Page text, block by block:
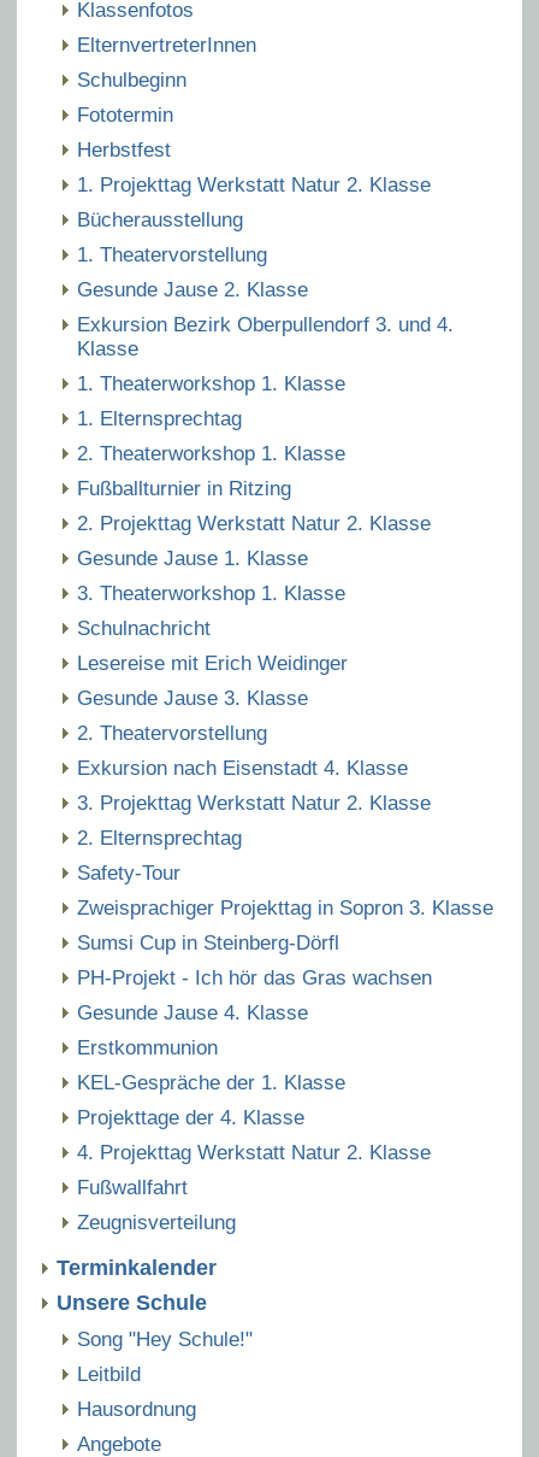
Klassenfotos
ElternvertreterInnen
Schulbeginn
Fototermin
Herbstfest
1. Projekttag Werkstatt Natur 2. Klasse
Bücherausstellung
1. Theatervorstellung
Gesunde Jause 2. Klasse
Exkursion Bezirk Oberpullendorf 3. und 4.
Klasse
1. Theaterworkshop 1. Klasse
1. Elternsprechtag
2. Theaterworkshop 1. Klasse
Fußballturnier in Ritzing
2. Projekttag Werkstatt Natur 2. Klasse
Gesunde Jause 1. Klasse
3. Theaterworkshop 1. Klasse
Schulnachricht
Lesereise mit Erich Weidinger
Gesunde Jause 3. Klasse
2. Theatervorstellung
Exkursion nach Eisenstadt 4. Klasse
3. Projekttag Werkstatt Natur 2. Klasse
2. Elternsprechtag
Safety-Tour
Zweisprachiger Projekttag in Sopron 3. Klasse
Sumsi Cup in Steinberg-Dörfl
PH-Projekt - Ich hör das Gras wachsen
Gesunde Jause 4. Klasse
Erstkommunion
KEL-Gespräche der 1. Klasse
Projekttage der 4. Klasse
4. Projekttag Werkstatt Natur 2. Klasse
Fußwallfahrt
Zeugnisverteilung
Terminkalender
Unsere Schule
Song "Hey Schule!"
Leitbild
Hausordnung
Angebote